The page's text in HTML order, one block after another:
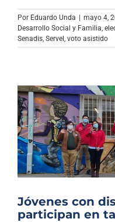
Por Eduardo Unda | mayo 4,
Desarrollo Social y Familia
Senadis Servel voto asistido
Jóvenes con
participan en